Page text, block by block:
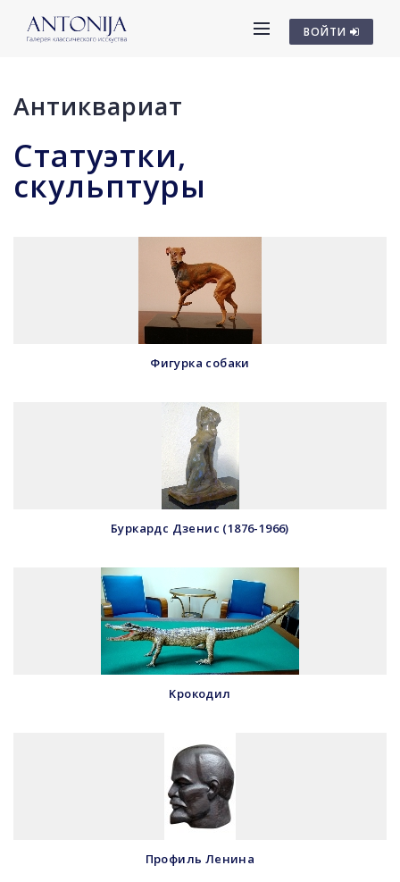
ВОЙТИ
Антиквариат
Статуэтки,
cкульптуры
Фигурка собаки
Буркардс Дзенис (1876-1966)
Kрокодил
Профиль Ленина